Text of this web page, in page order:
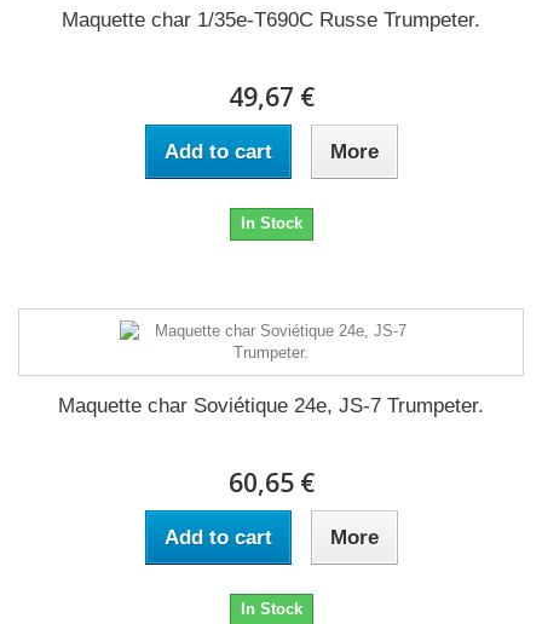
Maquette char 1/35e-T690C Russe Trumpeter.
49,67 €
Add to cart More
In Stock
Maquette char Soviétique 24e, JS-7 Trumpeter.
60,65 €
Add to cart More
In Stock